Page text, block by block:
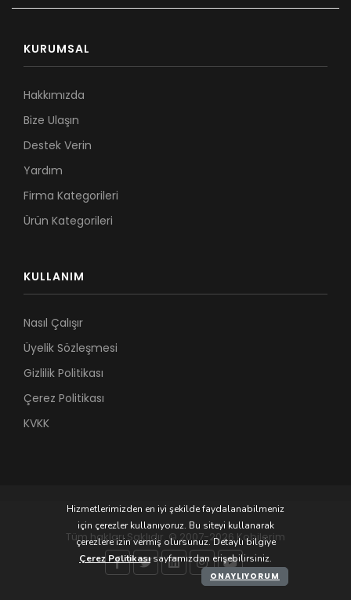
KURUMSAL
Hakkımızda
Bize Ulaşın
Destek Verin
Yardım
Firma Kategorileri
Ürün Kategorileri
KULLANIM
Nasıl Çalışır
Üyelik Sözleşmesi
Gizlilik Politikası
Çerez Politikası
KVKK
Tüm hakları Saklıdır. © 2007-2026 Kobilerim
Hizmetlerimizden en iyi şekilde faydalanabilmeniz
için çerezler kullanıyoruz. Bu siteyi kullanarak
çerezlere izin vermiş olursunuz. Detaylı bilgiye
Çerez Politikasısayfamızdan erişebilirsiniz.
ONAYLIYORUM